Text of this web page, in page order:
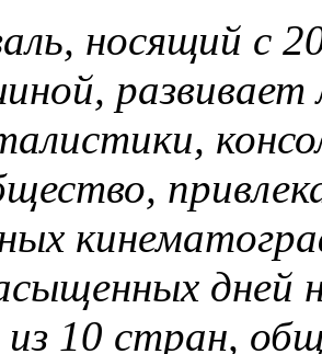
носящий с
развивает
дней
10 стран,